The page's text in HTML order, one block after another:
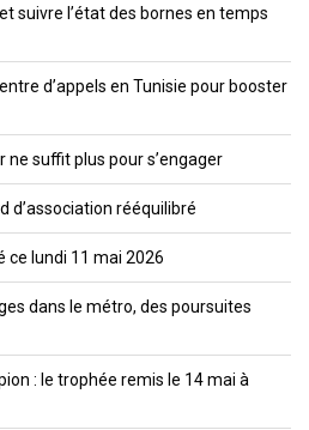
suivre l’état des bornes en temps
d’appels en Tunisie pour booster
ne suffit plus pour s’engager
d’association rééquilibré
ce lundi 11 mai 2026
dans le métro, des poursuites
: le trophée remis le 14 mai à